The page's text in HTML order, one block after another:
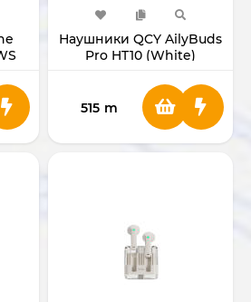
Наушники QCY AilyBuds
Pro HT10 (White)
515 m